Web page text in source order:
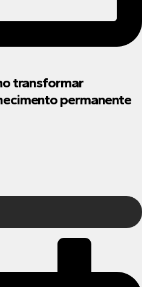
transformar
permanente